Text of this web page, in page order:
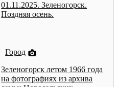
01.11.2025. Зеленогорск.
Поздняя осень.
Город
Зеленогорск летом 1966 года
на фотографиях из архива